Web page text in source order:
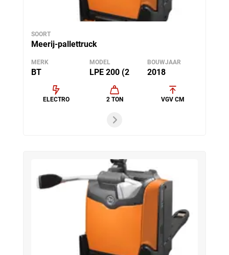
SOORT
Meerij-pallettruck
MERK
BT
MODEL
LPE 200 (2
BOUWJAAR
2018
ELECTRO 2 TON VGV CM